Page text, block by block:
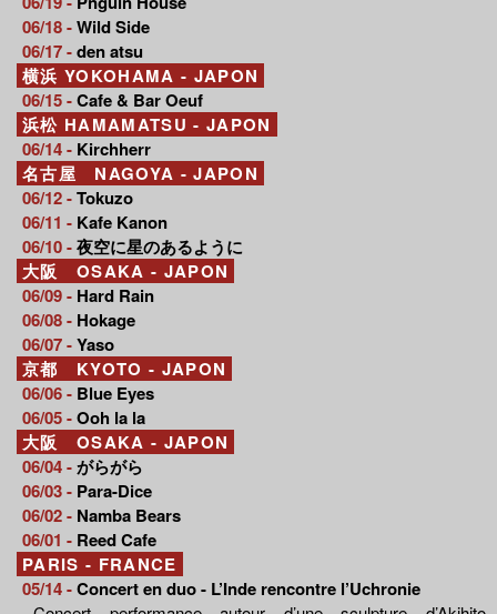
06/18 -Wild Side
06/17 -den atsu
横浜 YOKOHAMA - JAPON
06/15 -Cafe & Bar Oeuf
浜松 HAMAMATSU - JAPON
06/14 - Kirchherr
名古屋 NAGOYA - JAPON
06/12 -Tokuzo
06/11 - Kafe Kanon
06/10 -夜空に星のあるように
大阪 OSAKA - JAPON
06/09 - Hard Rain
06/08 - Hokage
06/07 -Yaso
京都 KYOTO - JAPON
06/06 - Blue Eyes
06/05 -Ooh la la
大阪 OSAKA - JAPON
06/04 -がらがら
06/03 - Para-Dice
06/02 - Namba Bears
06/01 - Reed Cafe
PARIS - FRANCE
05/14 -Concert en duo - L’Inde rencontre l’Uchronie